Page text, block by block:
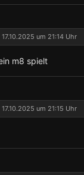
17.10.2025 um 21:14 Uhr
m8 spielt
17.10.2025 um 21:15 Uhr